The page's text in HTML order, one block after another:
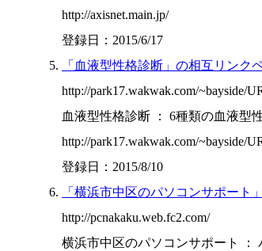
http://axisnet.main.jp/
登録日：2015/6/17
「血液型性格診断」の相互リンク
http://park17.wakwak.com/~bayside/
血液型性格診断 ： 6種類の血液型
http://park17.wakwak.com/~bayside/
登録日：2015/8/10
「横浜市中区のパソコンサポート
http://pcnakaku.web.fc2.com/
横浜市中区のパソコンサポート ：